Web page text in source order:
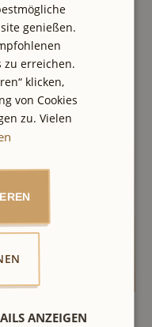
Touren und
senden dir
der neuesten
und einmal
mit besten
zu.
genießen.
zu erreichen.
klicken,
von Cookies
zu. Vielen
ANZEIGEN